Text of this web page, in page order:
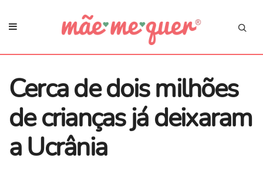
Cerca de dois milhões
de crianças já deixaram
a Ucrânia